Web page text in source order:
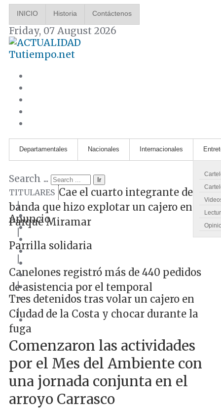
INICIO Historia Contáctenos
Friday, 07 August 2026
Tutiempo.net
Departamentales Nacionales Internacionales
Search ... Ir
TITULARES Cae el cuarto integrante de la
banda que hizo explotar un cajero en
Parque Miramar
|
Anuncio
|
Parrilla solidaria
|
Canelones registró más de 440 pedidos
de asistencia por el temporal
|
Tres detenidos tras volar un cajero en
Ciudad de la Costa y chocar durante la
fuga
|
Comenzaron las actividades
por el Mes del Ambiente con
una jornada conjunta en el
arroyo Carrasco